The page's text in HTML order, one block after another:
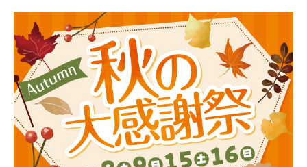
モデルハウス一覧
イベント・セミナー・キャンペーン一覧
新着情報一覧